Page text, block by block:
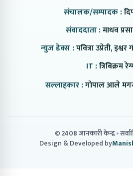
संचालक/सम्पादक :
संवाददाता :माधव
न्युज डेक्स :पवित्रा उप्रेती,
IT :त्रिबिक्रम
सल्लाहकार :गोपाल आले
© 2408 जानकारी केन्द्र
Design & Developed by